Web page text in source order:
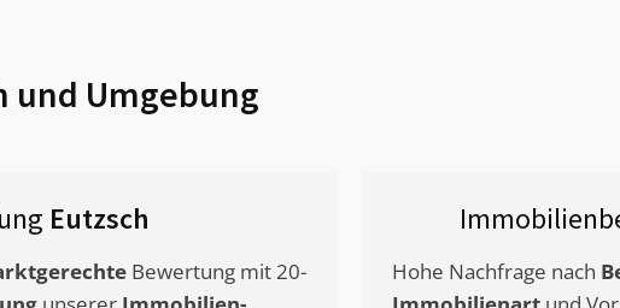
und Umgebung
Eutzsch
Bewertung mit 20-
Hohe Nachfrage nach